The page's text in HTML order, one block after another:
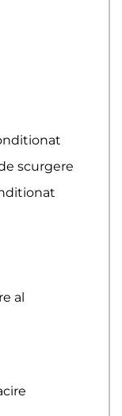
scurgere
al